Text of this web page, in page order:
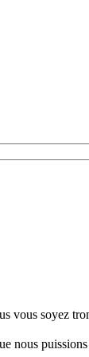
vous soyez
nous